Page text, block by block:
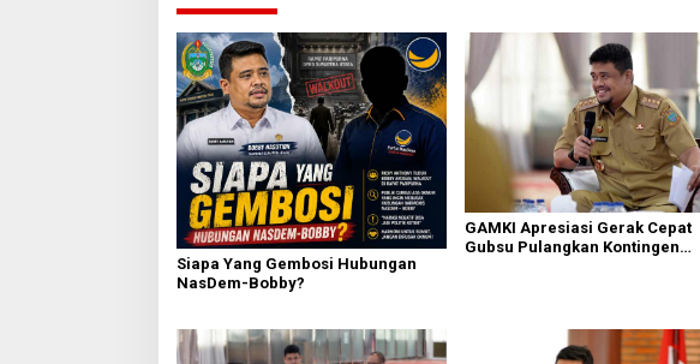
Siapa Yang Gembosi Hubungan
NasDem-Bobby?
GAMKI Apresiasi Gerak Cepat
Gubsu Pulangkan Kontingen